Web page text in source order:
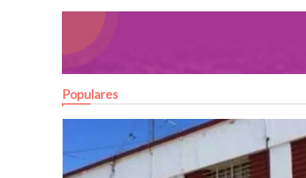
Populares